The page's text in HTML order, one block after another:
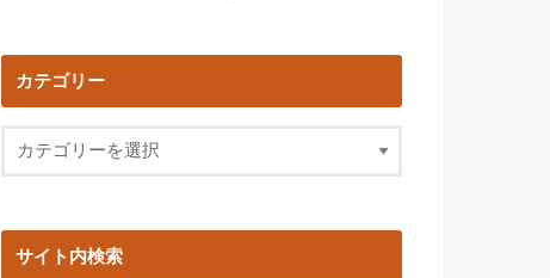
カテゴリー
サイト内検索